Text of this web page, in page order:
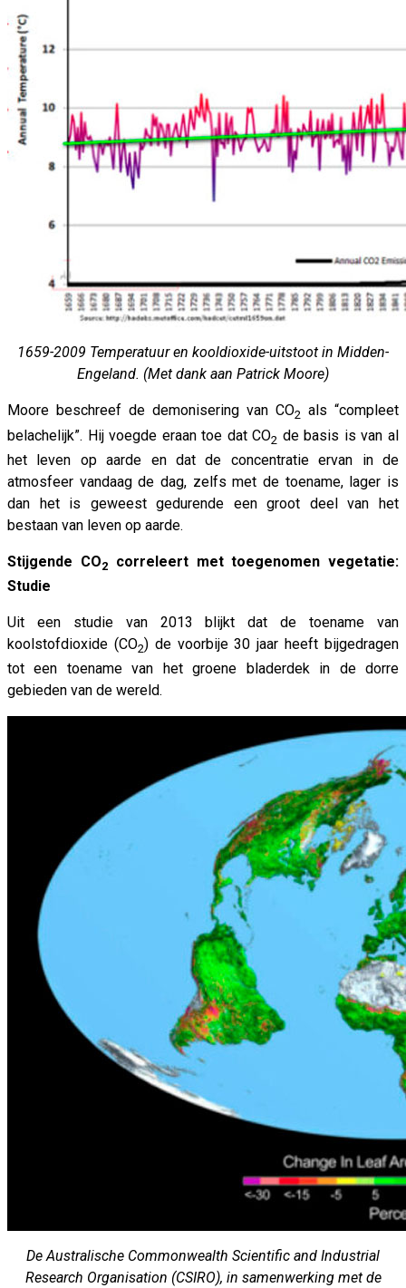
1659-2009 Temperatuur en kooldioxide-uitstoot in Midden-
Engeland. (Met dank aan Patrick Moore)
Moore beschreef de demonisering van CO2 als “compleet
belachelijk”. Hij voegde eraan toe dat CO2 de basis is van al
het leven op aarde en dat de concentratie ervan in de
atmosfeer vandaag de dag, zelfs met de toename, lager is
dan het is geweest gedurende een groot deel van het
bestaan van leven op aarde.
Stijgende CO2
correleert met toegenomen vegetatie:
Studie
Uit een studie van 2013 blijkt dat de toename van
koolstofdioxide (CO2) de voorbije 30 jaar heeft bijgedragen
tot een toename van het groene bladerdek in de dorre
gebieden van de wereld.
De Australische Commonwealth Scientific and Industrial
Research Organisation (CSIRO), in samenwerking met de